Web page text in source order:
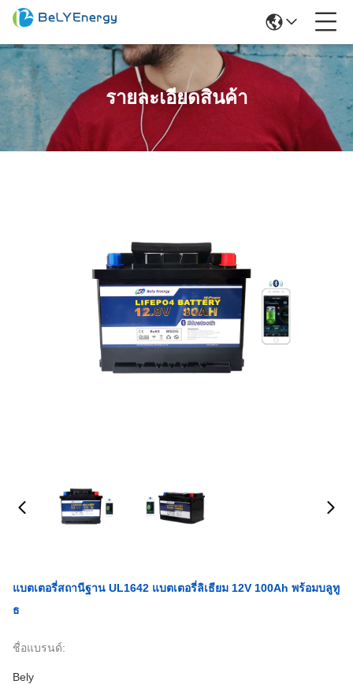
รายละเอียดสินค้า
แบตเตอรี่สถานีฐาน UL1642 แบตเตอรี่ลิเธียม 12V 100Ah พร้อมบลูทู
ธ
ชื่อแบรนด์:
Bely